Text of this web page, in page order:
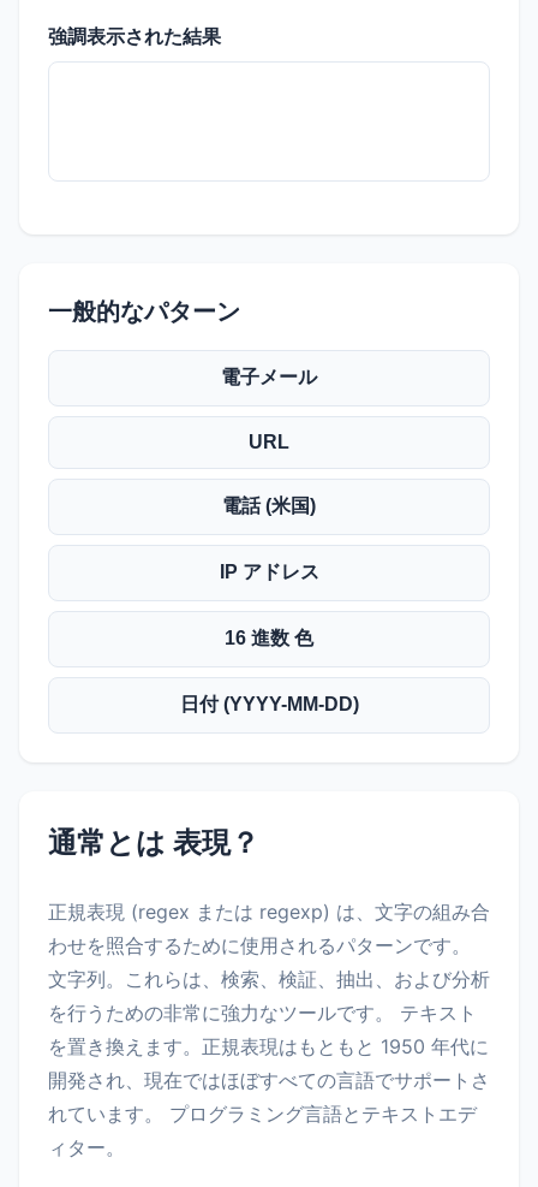
強調表示された結果
一般的なパターン
電子メール
URL
電話 (米国)
IP アドレス
16 進数 色
日付 (YYYY-MM-DD)
通常とは 表現？
正規表現 (regex または regexp) は、文字の組み合
わせを照合するために使用されるパターンです。
文字列。これらは、検索、検証、抽出、および分析
を行うための非常に強力なツールです。 テキスト
を置き換えます。正規表現はもともと 1950 年代に
開発され、現在ではほぼすべての言語でサポートさ
れています。 プログラミング言語とテキストエデ
ィター。